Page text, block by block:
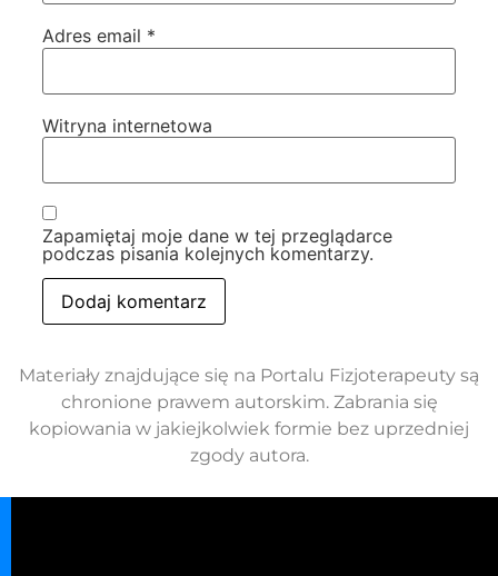
Adres email *
Witryna internetowa
Zapamiętaj moje dane w tej przeglądarce
podczas pisania kolejnych komentarzy.
Materiały znajdujące się na Portalu Fizjoterapeuty są
chronione prawem autorskim. Zabrania się
kopiowania w jakiejkolwiek formie bez uprzedniej
zgody autora.